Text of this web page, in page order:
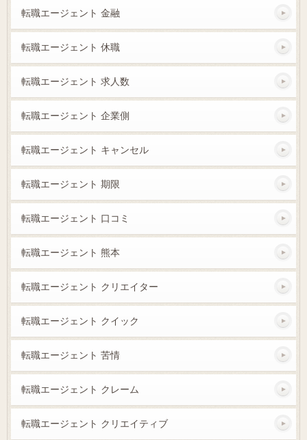
転職エージェント 金融
転職エージェント 休職
転職エージェント 求人数
転職エージェント 企業側
転職エージェント キャンセル
転職エージェント 期限
転職エージェント 口コミ
転職エージェント 熊本
転職エージェント クリエイター
転職エージェント クイック
転職エージェント 苦情
転職エージェント クレーム
転職エージェント クリエイティブ